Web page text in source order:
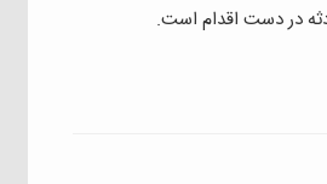
در دست اقدام است.